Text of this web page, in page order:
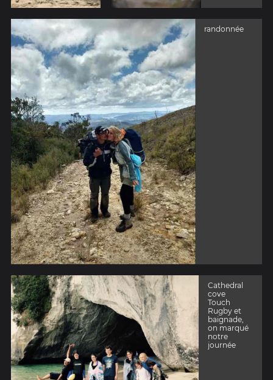
randonnée
Cathedral
cove
Touch
Rugby et
baignade,
on marqué
notre
journée